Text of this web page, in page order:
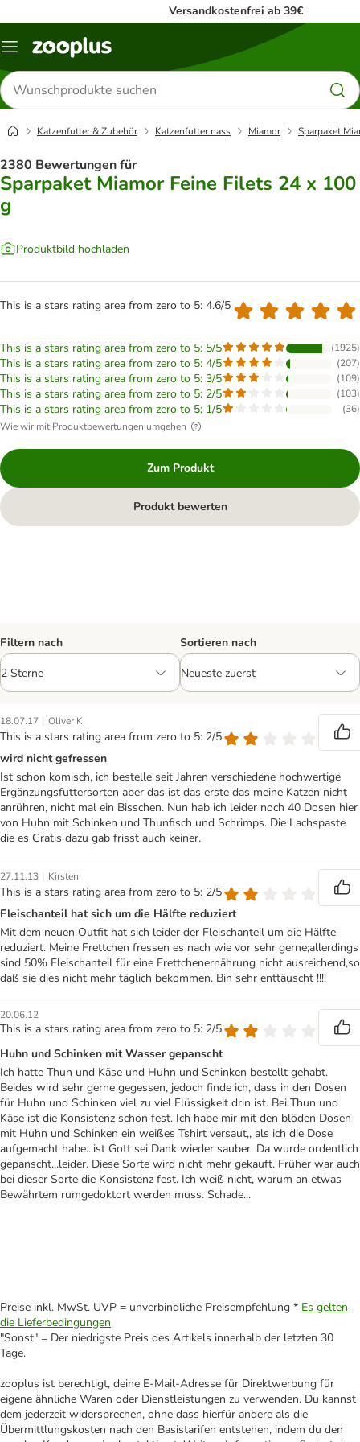
Versandkostenfrei ab 39€
Menü
Produkte
suchen
Katzenfutter & Zubehör Katzenfutter nass Miamor Sparpaket
2380 Bewertungen für
Sparpaket Miamor Feine Filets 24 x 100
g
Produktbild hochladen
This is a stars rating area from zero to 5: 4.6/5
This is a stars rating area from zero to 5: 5/5 (1925)
This is a stars rating area from zero to 5: 4/5 (207)
This is a stars rating area from zero to 5: 3/5 (109)
This is a stars rating area from zero to 5: 2/5 (103)
This is a stars rating area from zero to 5: 1/5 (36)
Wie wir mit Produktbewertungen umgehen
Zum Produkt
Produkt bewerten
Filtern nach Sortieren nach
18.07.17 | Oliver K
This is a stars rating area from zero to 5: 2/5
wird nicht gefressen
Ist schon komisch, ich bestelle seit Jahren verschiedene hochwertige
Ergänzungsfuttersorten aber das ist das erste das meine Katzen nicht
anrühren, nicht mal ein Bisschen. Nun hab ich leider noch 40 Dosen hier
von Huhn mit Schinken und Thunfisch und Schrimps. Die Lachspaste
die es Gratis dazu gab frisst auch keiner.
27.11.13 | Kirsten
This is a stars rating area from zero to 5: 2/5
Fleischanteil hat sich um die Hälfte reduziert
Mit dem neuen Outfit hat sich leider der Fleischanteil um die Hälfte
reduziert. Meine Frettchen fressen es nach wie vor sehr gerne;allerdings
sind 50% Fleischanteil für eine Frettchenernährung nicht ausreichend,so
daß sie dies nicht mehr täglich bekommen. Bin sehr enttäuscht !!!!
20.06.12
This is a stars rating area from zero to 5: 2/5
Huhn und Schinken mit Wasser gepanscht
Ich hatte Thun und Käse und Huhn und Schinken bestellt gehabt.
Beides wird sehr gerne gegessen, jedoch finde ich, dass in den Dosen
für Huhn und Schinken viel zu viel Flüssigkeit drin ist. Bei Thun und
Käse ist die Konsistenz schön fest. Ich habe mir mit den blöden Dosen
mit Huhn und Schinken ein weißes Tshirt versaut,, als ich die Dose
aufgemacht habe...ist Gott sei Dank wieder sauber. Da wurde ordentlich
gepanscht...leider. Diese Sorte wird nicht mehr gekauft. Früher war auch
bei dieser Sorte die Konsistenz fest. Ich weiß nicht, warum an etwas
Bewährtem rumgedoktort werden muss. Schade...
Preise inkl. MwSt. UVP = unverbindliche Preisempfehlung * Es gelten
die Lieferbedingungen
"Sonst" = Der niedrigste Preis des Artikels innerhalb der letzten 30
Tage.
zooplus ist berechtigt, deine E-Mail-Adresse für Direktwerbung für
eigene ähnliche Waren oder Dienstleistungen zu verwenden. Du kannst
dem jederzeit widersprechen, ohne dass hierfür andere als die
Übermittlungskosten nach den Basistarifen entstehen, indem du den